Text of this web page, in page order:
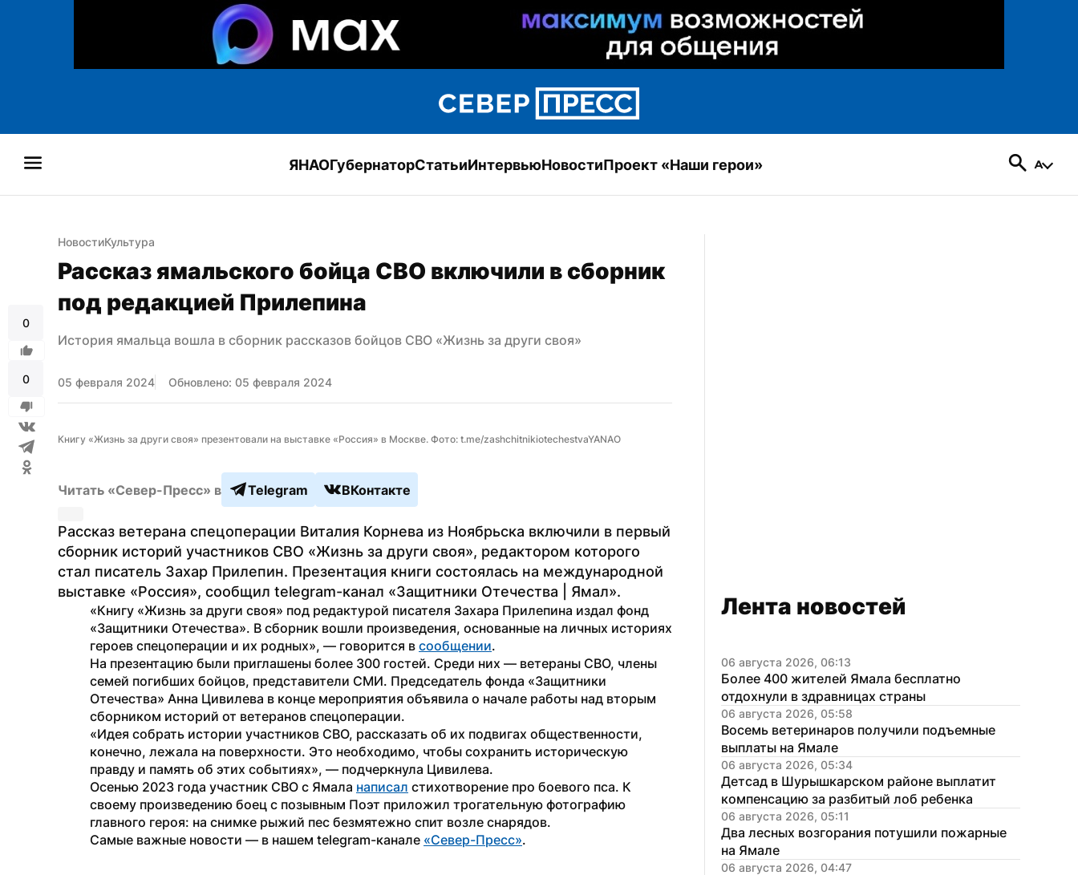
ЯНАОГубернаторСтатьиИнтервьюНовостиПроект «Наши герои»
0
0
НовостиКультура
Рассказ ямальского бойца СВО включили в сборник
под редакцией Прилепина
История ямальца вошла в сборник рассказов бойцов СВО «Жизнь за други своя»
05 февраля 2024 Обновлено: 05 февраля 2024
Книгу «Жизнь за други своя» презентовали на выставке «Россия» в Москве. Фото: t.me/zashchitnikiotechestvaYANAO
Читать «Север-Пресс» в Telegram ВКонтакте
Рассказ ветерана спецоперации Виталия Корнева из Ноябрьска включили в первый
сборник историй участников СВО «Жизнь за други своя», редактором которого
стал писатель Захар Прилепин. Презентация книги состоялась на международной
выставке «Россия», сообщил telegram-канал «Защитники Отечества | Ямал».
«Книгу «Жизнь за други своя» под редактурой писателя Захара Прилепина издал фонд
«Защитники Отечества». В сборник вошли произведения, основанные на личных историях
героев спецоперации и их родных», — говорится в сообщении.
На презентацию были приглашены более 300 гостей. Среди них — ветераны СВО, члены
семей погибших бойцов, представители СМИ. Председатель фонда «Защитники
Отечества» Анна Цивилева в конце мероприятия объявила о начале работы над вторым
сборником историй от ветеранов спецоперации.
«Идея собрать истории участников СВО, рассказать об их подвигах общественности,
конечно, лежала на поверхности. Это необходимо, чтобы сохранить историческую
правду и память об этих событиях», — подчеркнула Цивилева.
Осенью 2023 года участник СВО с Ямала написал стихотворение про боевого пса. К
своему произведению боец с позывным Поэт приложил трогательную фотографию
главного героя: на снимке рыжий пес безмятежно спит возле снарядов.
Самые важные новости — в нашем telegram-канале «Север-Пресс».
Лента новостей
06 августа 2026, 06:13
Более 400 жителей Ямала бесплатно
отдохнули в здравницах страны
06 августа 2026, 05:58
Восемь ветеринаров получили подъемные
выплаты на Ямале
06 августа 2026, 05:34
Детсад в Шурышкарском районе выплатит
компенсацию за разбитый лоб ребенка
06 августа 2026, 05:11
Два лесных возгорания потушили пожарные
на Ямале
06 августа 2026, 04:47